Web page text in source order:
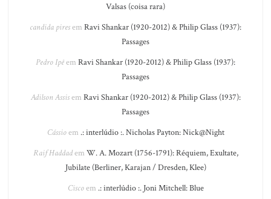
Valsas (coisa rara)
candida piresem Ravi Shankar (1920-2012) & Philip Glass (1937):
Passages
Pedro Ipêem Ravi Shankar (1920-2012) & Philip Glass (1937):
Passages
Adilson Assisem Ravi Shankar (1920-2012) & Philip Glass (1937):
Passages
Cássioem .: interlúdio :. Nicholas Payton: Nick@Night
Raif Haddadem W. A. Mozart (1756-1791): Réquiem, Exultate,
Jubilate (Berliner, Karajan / Dresden, Klee)
Ciscoem .: interlúdio :. Joni Mitchell: Blue